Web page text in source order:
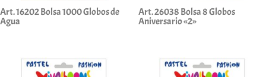
Art. 16202 Bolsa 1000 Globos de
Agua
Art. 26038 Bolsa 8 Globos
Aniversario «2»